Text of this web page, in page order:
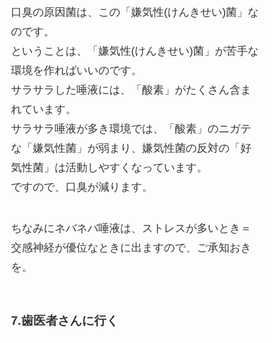
口臭の原因菌は、この「嫌気性(けんきせい)菌」な
のです。
ということは、「嫌気性(けんきせい)菌」が苦手な
環境を作ればいいのです。
サラサラした唾液には、「酸素」がたくさん含ま
れています。
サラサラ唾液が多き環境では、「酸素」のニガテ
な「嫌気性菌」が弱まり、嫌気性菌の反対の「好
気性菌」は活動しやすくなっています。
ですので、口臭が減ります。
ちなみにネバネバ唾液は、ストレスが多いとき＝
交感神経が優位なときに出ますので、ご承知おき
を。
7.歯医者さんに行く